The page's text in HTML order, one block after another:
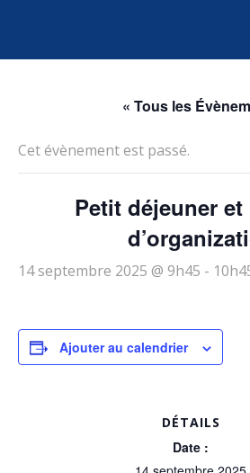
« Tous les
Cet évènement est passé.
Petit déjeuner
14 septembre 2025 @ 9h45 -
Ajouter au calendrier
DÉTAILS
Date :